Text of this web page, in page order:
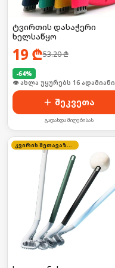
ტვირთის დასაჭერი
ხელსაწყო
19 ₾53.20₾
-64%
👁 ახლა უყურებს 16 ადამიანი
შეკვეთა
გადახდა მიღებისას
კვირის შეთავაზება